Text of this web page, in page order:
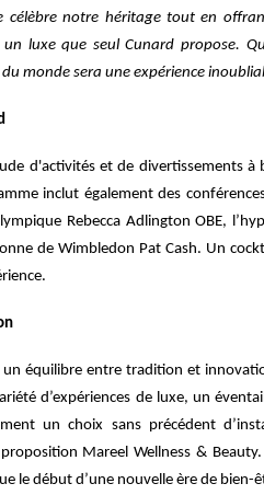
célèbre notre héritage tout en
luxe que seul Cunard propose.
monde sera une expérience
d'activités et de divertissements à
inclut également des
Rebecca Adlington OBE,
de Wimbledon Pat Cash. Un
un équilibre entre tradition et
d’expériences de luxe, un
un choix sans précédent
Mareel Wellness &
le début d’une nouvelle ère de bien-